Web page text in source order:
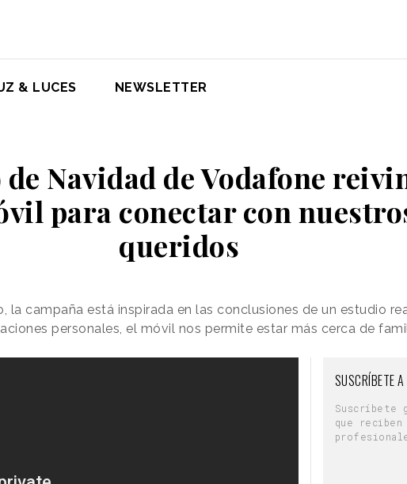
& LUCES NEWSLETTER
Navidad de Vodafone
para conectar con
queridos
la campaña está inspirada en las conclusiones de un estudio
personales, el móvil nos permite estar más cerca de
SUSCRÍBETE
Suscríbete
que